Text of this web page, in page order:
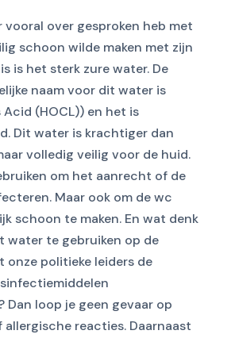
vooral over gesproken heb met
schoon wilde maken met zijn
is het sterk zure water. De
naam voor dit water is
(HOCL)) en het is
Dit water is krachtiger dan
volledig veilig voor de huid.
om het aanrecht of de
Maar ook om de wc
schoon te maken. En wat denk
water te gebruiken op de
onze politieke leiders de
Dan loop je geen gevaar op
reacties. Daarnaast